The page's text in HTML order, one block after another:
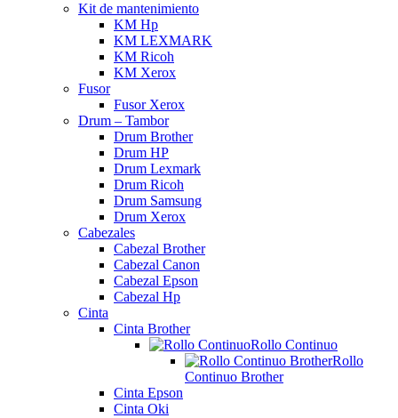
Kit de mantenimiento
KM Hp
KM LEXMARK
KM Ricoh
KM Xerox
Fusor
Fusor Xerox
Drum – Tambor
Drum Brother
Drum HP
Drum Lexmark
Drum Ricoh
Drum Samsung
Drum Xerox
Cabezales
Cabezal Brother
Cabezal Canon
Cabezal Epson
Cabezal Hp
Cinta
Cinta Brother
Rollo Continuo
Rollo
Continuo Brother
Cinta Epson
Cinta Oki